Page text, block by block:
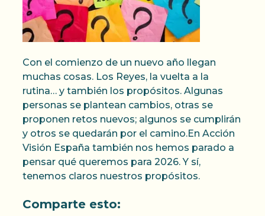
Con el comienzo de un nuevo año llegan
muchas cosas. Los Reyes, la vuelta a la
rutina… y también los propósitos. Algunas
personas se plantean cambios, otras se
proponen retos nuevos; algunos se cumplirán
y otros se quedarán por el camino.En Acción
Visión España también nos hemos parado a
pensar qué queremos para 2026. Y sí,
tenemos claros nuestros propósitos.
Comparte esto: